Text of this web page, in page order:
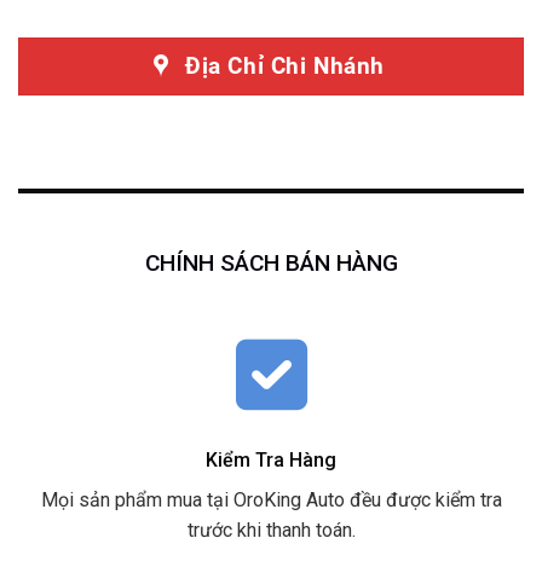
Địa Chỉ Chi Nhánh
CHÍNH SÁCH BÁN HÀNG
Kiểm Tra Hàng
Mọi sản phẩm mua tại OroKing Auto đều được kiểm tra
trước khi thanh toán.